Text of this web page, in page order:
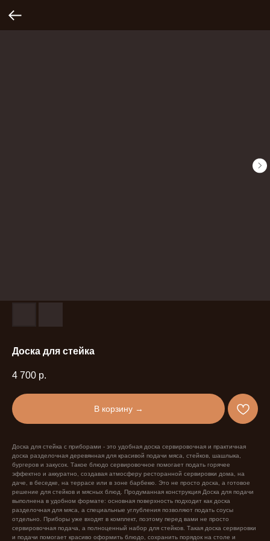
Доска для стейка
4 700 р.
В корзину →
Доска для стейка с приборами - это удобная доска сервировочная и практичная
доска разделочная деревянная для красивой подачи мяса, стейков, шашлыка,
бургеров и закусок. Такое блюдо сервировочное помогает подать горячее
эффектно и аккуратно, создавая атмосферу ресторанной сервировки дома, на
даче, в беседке, на террасе или в зоне барбекю. Это не просто доска, а готовое
решение для стейков и мясных блюд. Продуманная конструкция Доска для подачи
выполнена в удобном формате: основная поверхность подходит как доска
разделочная для мяса, а специальные углубления позволяют подать соусы
отдельно. Приборы уже входят в комплект, поэтому перед вами не просто
сервировочная подача, а полноценный набор для стейков. Такая доска сервировки
и подачи помогает красиво оформить блюдо, сохранить порядок на столе и